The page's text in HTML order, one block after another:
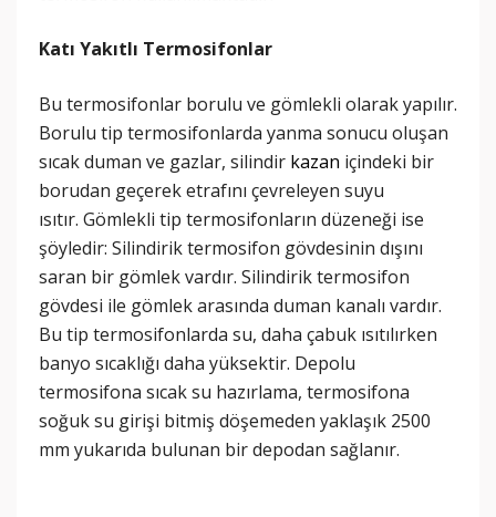
Katı Yakıtlı Termosifonlar
Bu termosifonlar borulu ve gömlekli olarak yapılır.
Borulu tip termosifonlarda yanma sonucu oluşan
sıcak duman ve gazlar, silindir kazan içindeki bir
borudan geçerek etrafını çevreleyen suyu
ısıtır. Gömlekli tip termosifonların düzeneği ise
şöyledir: Silindirik termosifon gövdesinin dışını
saran bir gömlek vardır. Silindirik termosifon
gövdesi ile gömlek arasında duman kanalı vardır.
Bu tip termosifonlarda su, daha çabuk ısıtılırken
banyo sıcaklığı daha yüksektir. Depolu
termosifona sıcak su hazırlama, termosifona
soğuk su girişi bitmiş döşemeden yaklaşık 2500
mm yukarıda bulunan bir depodan sağlanır.